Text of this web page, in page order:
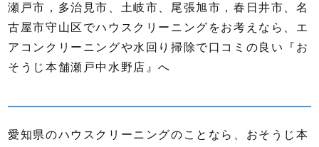
瀬戸市，多治見市、土岐市、尾張旭市，春日井市、名
古屋市守山区でハウスクリーニングをお考えなら、エ
アコンクリーニングや水回り掃除で口コミの良い『お
そうじ本舗瀬戸中水野店』へ
愛知県のハウスクリーニングのことなら、おそうじ本